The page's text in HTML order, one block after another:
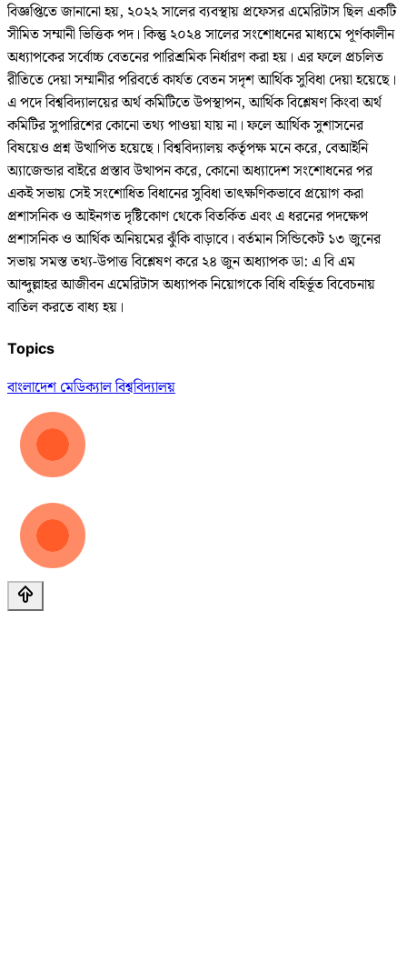
বিজ্ঞপ্তিতে জানানো হয়, ২০২২ সালের ব্যবস্থায় প্রফেসর এমেরিটাস ছিল একটি
সীমিত সম্মানী ভিত্তিক পদ। কিন্তু ২০২৪ সালের সংশোধনের মাধ্যমে পূর্ণকালীন
অধ্যাপকের সর্বোচ্চ বেতনের পারিশ্রমিক নির্ধারণ করা হয়। এর ফলে প্রচলিত
রীতিতে দেয়া সম্মানীর পরিবর্তে কার্যত বেতন সদৃশ আর্থিক সুবিধা দেয়া হয়েছে।
এ পদে বিশ্ববিদ্যালয়ের অর্থ কমিটিতে উপস্থাপন, আর্থিক বিশ্লেষণ কিংবা অর্থ
কমিটির সুপারিশের কোনো তথ্য পাওয়া যায় না। ফলে আর্থিক সুশাসনের
বিষয়েও প্রশ্ন উত্থাপিত হয়েছে। বিশ্ববিদ্যালয় কর্তৃপক্ষ মনে করে, বেআইনি
অ্যাজেন্ডার বাইরে প্রস্তাব উত্থাপন করে, কোনো অধ্যাদেশ সংশোধনের পর
একই সভায় সেই সংশোধিত বিধানের সুবিধা তাৎক্ষণিকভাবে প্রয়োগ করা
প্রশাসনিক ও আইনগত দৃষ্টিকোণ থেকে বিতর্কিত এবং এ ধরনের পদক্ষেপ
প্রশাসনিক ও আর্থিক অনিয়মের ঝুঁকি বাড়াবে। বর্তমান সিন্ডিকেট ১৩ জুনের
সভায় সমস্ত তথ্য-উপাত্ত বিশ্লেষণ করে ২৪ জুন অধ্যাপক ডা: এ বি এম
আব্দুল্লাহর আজীবন এমেরিটাস অধ্যাপক নিয়োগকে বিধি বহির্ভূত বিবেচনায়
বাতিল করতে বাধ্য হয়।
Topics
বাংলাদেশ মেডিক্যাল বিশ্ববিদ্যালয়